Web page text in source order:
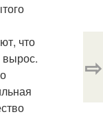
что
вырос.
⇨